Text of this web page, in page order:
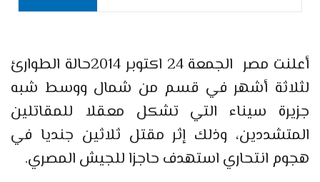
أعلنت مصر الجمعة 24 اكتوبر 2014حالة الطوارئ
لثلاثة أشهر في قسم من شمال ووسط شبه
جزيرة سيناء التي تشكل معقلا للمقاتلين
المتشددين، وذلك إثر مقتل ثلاثين جنديا في
هجوم انتحاري استهدف حاجزا للجيش المصري.